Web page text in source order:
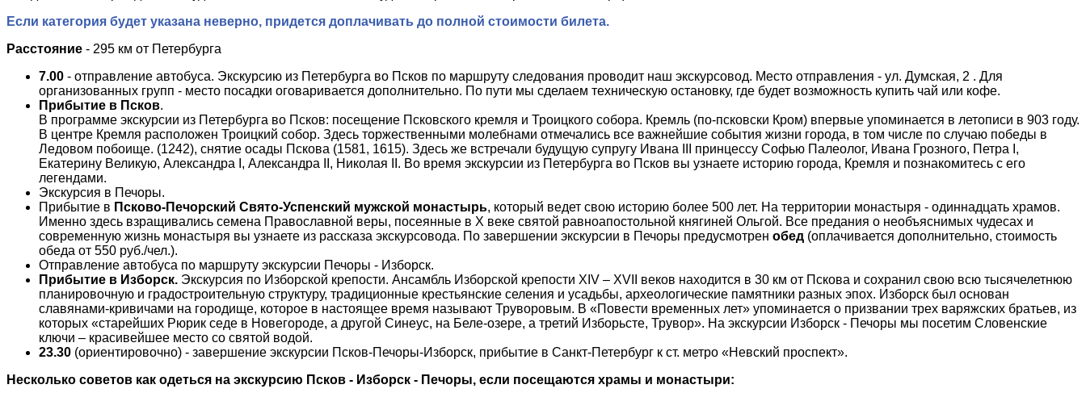
Если категория будет указана неверно, придется доплачивать до полной стоимости билета.
Расстояние - 295 км от Петербурга
7.00 - отправление автобуса. Экскурсию из Петербурга во Псков по маршруту следования проводит наш экскурсовод. Место отправления - ул. Думская, 2 . Для
организованных групп - место посадки оговаривается дополнительно. По пути мы сделаем техническую остановку, где будет возможность купить чай или кофе.
Прибытие в Псков.
В программе экскурсии из Петербурга во Псков: посещение Псковского кремля и Троицкого собора. Кремль (по-псковски Кром) впервые упоминается в летописи в 903 году.
В центре Кремля расположен Троицкий собор. Здесь торжественными молебнами отмечались все важнейшие события жизни города, в том числе по случаю победы в
Ледовом побоище. (1242), снятие осады Пскова (1581, 1615). Здесь же встречали будущую супругу Ивана III принцессу Софью Палеолог, Ивана Грозного, Петра I,
Екатерину Великую, Александра I, Александра II, Николая II. Во время экскурсии из Петербурга во Псков вы узнаете историю города, Кремля и познакомитесь с его
легендами.
Экскурсия в Печоры.
Прибытие в Псково-Печорский Свято-Успенский мужской монастырь, который ведет свою историю более 500 лет. На территории монастыря - одиннадцать храмов.
Именно здесь взращивались семена Православной веры, посеянные в X веке святой равноапостольной княгиней Ольгой. Все предания о необъяснимых чудесах и
современную жизнь монастыря вы узнаете из рассказа экскурсовода. По завершении экскурсии в Печоры предусмотрен обед (оплачивается дополнительно, стоимость
обеда от 550 руб./чел.).
Отправление автобуса по маршруту экскурсии Печоры - Изборск.
Прибытие в Изборск. Экскурсия по Изборской крепости. Ансамбль Изборской крепости XIV – XVII веков находится в 30 км от Пскова и сохранил свою всю тысячелетнюю
планировочную и градостроительную структуру, традиционные крестьянские селения и усадьбы, археологические памятники разных эпох. Изборск был основан
славянами-кривичами на городище, которое в настоящее время называют Труворовым. В «Повести временных лет» упоминается о призвании трех варяжских братьев, из
которых «старейших Рюрик седе в Новегороде, а другой Синеус, на Беле-озере, а третий Изборьсте, Трувор». На экскурсии Изборск - Печоры мы посетим Словенские
ключи – красивейшее место со святой водой.
23.30 (ориентировочно) - завершение экскурсии Псков-Печоры-Изборск, прибытие в Санкт-Петербург к ст. метро «Невский проспект».
Несколько советов как одеться на экскурсию Псков - Изборск - Печоры, если посещаются храмы и монастыри: